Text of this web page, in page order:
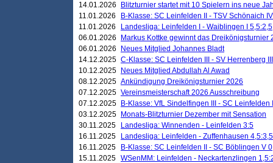
14.01.2026
Blitzturnier startet mit 10 Spielern ins neue
11.01.2026
B-Klasse: SC Leinfelden II - TSV Schönaich
11.01.2026
Landesliga: Leinfelden I - Waiblingen I 5,5:2,5
06.01.2026
Markus Kottke gewinnt das Dreikönigsturnier
06.01.2026
Neues Mitglied Johannes Bladt
14.12.2025 C-Klasse: SC Leinfelden III - SV Herrenberg
10.12.2025
Neues Mitglied Abdullah Al Awad
08.12.2025 Ankündigung Dreikönigsturnier 2026
07.12.2025 Vereinsmeisterschaft 2026 Ausschreibung
07.12.2025
B-Klasse: VfL Sindelfingen III - SC Leinfelden
03.12.2025
Monats-Blitzturnier Dezember mit Sensation
30.11.2025
Landesliga: Winnenden - Leinfelden 3:5
16.11.2025
Landesliga: Leinfelden - Zuffenhausen 4,5:3,5
16.11.2025
B-Klasse: SC Leinfelden II - SC Böblingen V
15.11.2025 WSenMM: Leinfelden - Neckartenzlingen